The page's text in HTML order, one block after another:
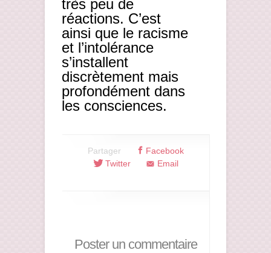
très peu de
réactions. C’est
ainsi que le racisme
et l’intolérance
s’installent
discrètement mais
profondément dans
les consciences.
Partager
Facebook
Twitter
Email
Poster un commentaire